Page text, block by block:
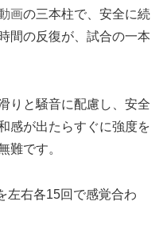
画の三本柱で、安全に続
間の反復が、試合の一本
りと騒音に配慮し、安全
感が出たらすぐに強度を
難です。
左右各15回で感覚合わ